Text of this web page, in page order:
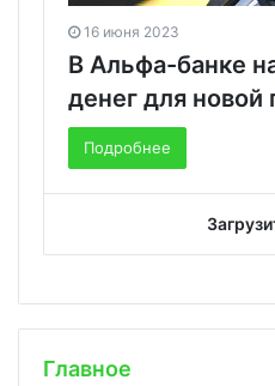
16 июня 2023
В Альфа-банке
денег для новой
Подробнее
Главное